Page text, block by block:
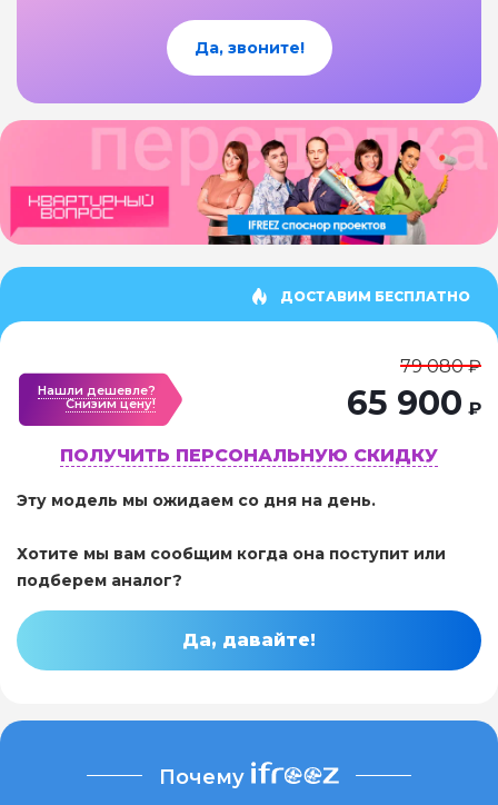
Да, звоните!
ДОСТАВИМ БЕСПЛАТНО
Нашли дешевле?
Cнизим цену!
79 080 ₽
65 900 ₽
ПОЛУЧИТЬ ПЕРСОНАЛЬНУЮ СКИДКУ
Эту модель мы ожидаем со дня на день.
Хотите мы вам сообщим когда она поступит или
подберем аналог?
Да, давайте!
Почему